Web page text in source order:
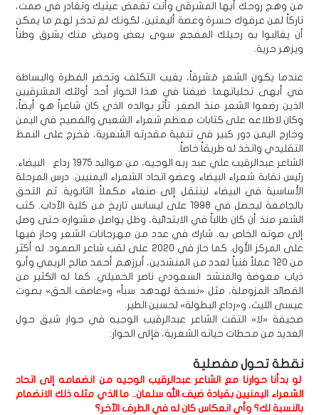
من وهج روحك أيها المشرقي وأنت تغمض عينيك وتغادر في صمت،
تاركاً لمن عرفوك حسرة وغصة أليمتين، لكونك لم تدخر لهم ما يمكن
أن يغالبوا به رحيلك المفجع سوى بعض وميض منك يشرق وطناً
ويزهر حرية.
عندما يكون الشعر مَشرقاً، يغيب التكلف وتحضر الفطرة والبساطة
في أبهى تجلياتهما. ضيفنا في هذا الحوار أحد أولئك المشرقيين
الذين رضعوا الشعر منذ الصغر. تأثر بوالده الذي كان شاعراً هو أيضاً،
وكان لاطلاعه على كتابات معظم شعراء الشعبي والفصيح في اليمن
وخارج اليمن دور كبير في تنمية مقدرته الشعرية، فخرج على النمط
التقليدي واتخذ له طريقاً خاصاً.
الشاعر عبدالرقيب علي عبد ربه الوجيه، من مواليد 1975 رداع البيضاء.
رئيس نقابة شعراء البيضاء وعضو اتحاد الشعراء اليمنيين. درس المرحلة
الأساسية في البيضاء لينتقل إلى صنعاء مكملاً الثانوية. ثم التحق
بالجامعة ليحصل في 1998 على ليسانس تاريخ من كلية الآداب. كتب
الشعر منذ أن كان طالباً في الابتدائية، وظل يواصل مشواره حتى وصل
إلى صوته الخاص به. شارك في عدد من مهرجانات الشعر وحاز فيها
على المركز الأول. كما حاز في 2020 على لقب شاعر الصمود. له أكثر
من 120 عملاً فنياً لعدد من المنشدين، أبرزهم أحمد صالح الريمي وأبو
ذياب معوضة والمنشد السعودي ناصر الخميلي. كما له الكثير من
القصائد المزوملة، مثل «نسخة لهدهد سبأ» و«عاصف الحق» بصوت
عيسى الليث، و«رداع البطولة» لحسين الطير.
صحيفة «لا» التقت الشاعر عبدالرقيب الوجيه في حوار شيق حول
العديد من محطات حياته الشعرية، فإلى الحوار:
نقطة تحول مفصلية
لو بدأنا حوارنا مع الشاعر عبدالرقيب الوجيه من انضمامه إلى اتحاد
الشعراء اليمنيين بقيادة ضيف الله سلمان.. ما الذي مثله ذلك الانضمام
بالنسبة لك؟ وأي انعكاس كان له في الطرف الآخر؟